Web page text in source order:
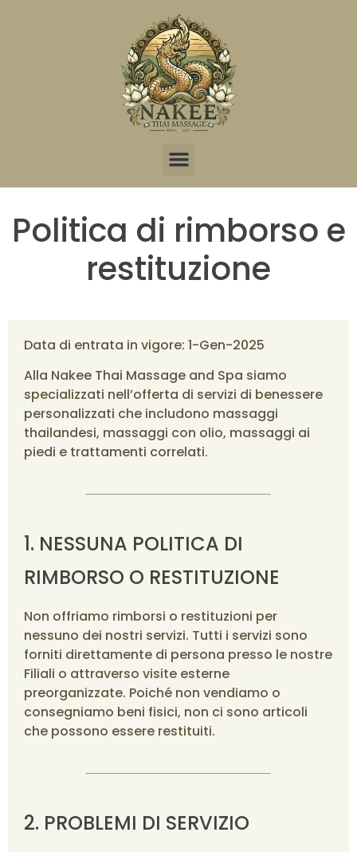
Politica di rimborso e
restituzione
Data di entrata in vigore: 1-Gen-2025
Alla Nakee Thai Massage and Spa siamo
specializzati nell’offerta di servizi di benessere
personalizzati che includono massaggi
thailandesi, massaggi con olio, massaggi ai
piedi e trattamenti correlati.
1. NESSUNA POLITICA DI
RIMBORSO O RESTITUZIONE
Non offriamo rimborsi o restituzioni per
nessuno dei nostri servizi. Tutti i servizi sono
forniti direttamente di persona presso le nostre
Filiali o attraverso visite esterne
preorganizzate. Poiché non vendiamo o
consegniamo beni fisici, non ci sono articoli
che possono essere restituiti.
2. PROBLEMI DI SERVIZIO